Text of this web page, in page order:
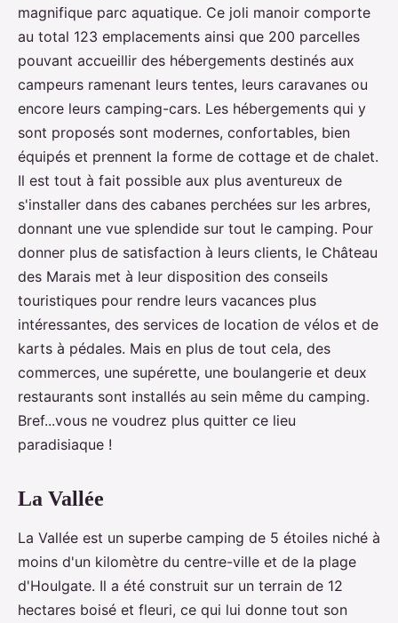
magnifique parc aquatique. Ce joli manoir comporte
au total 123 emplacements ainsi que 200 parcelles
pouvant accueillir des hébergements destinés aux
campeurs ramenant leurs tentes, leurs caravanes ou
encore leurs camping-cars. Les hébergements qui y
sont proposés sont modernes, confortables, bien
équipés et prennent la forme de cottage et de chalet.
Il est tout à fait possible aux plus aventureux de
s'installer dans des cabanes perchées sur les arbres,
donnant une vue splendide sur tout le camping. Pour
donner plus de satisfaction à leurs clients, le Château
des Marais met à leur disposition des conseils
touristiques pour rendre leurs vacances plus
intéressantes, des services de location de vélos et de
karts à pédales. Mais en plus de tout cela, des
commerces, une supérette, une boulangerie et deux
restaurants sont installés au sein même du camping.
Bref...vous ne voudrez plus quitter ce lieu
paradisiaque !
La Vallée
La Vallée est un superbe camping de 5 étoiles niché à
moins d'un kilomètre du centre-ville et de la plage
d'Houlgate. Il a été construit sur un terrain de 12
hectares boisé et fleuri, ce qui lui donne tout son